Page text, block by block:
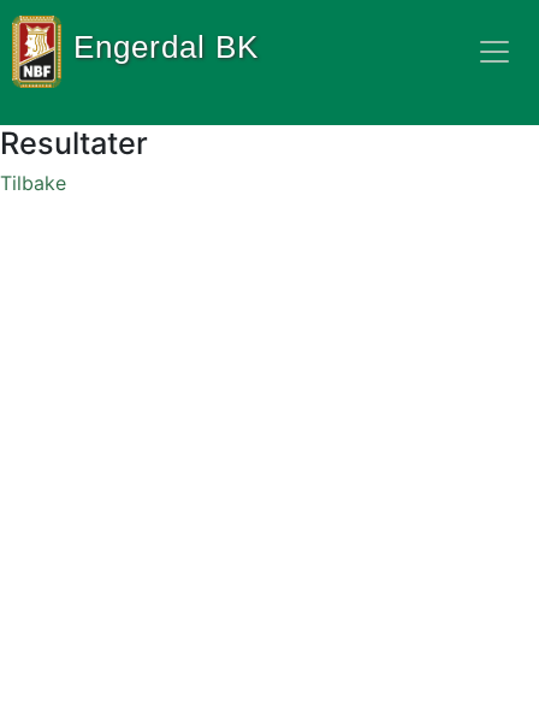
Engerdal BK
Resultater
Tilbake